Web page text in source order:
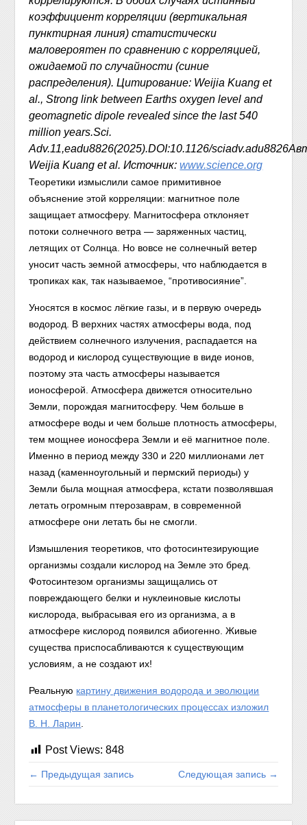
коэффициент корреляции (вертикальная
пунктирная линия) статистически
маловероятен по сравнению с корреляцией,
ожидаемой по случайности (синие
распределения). Цитирование: Weijia Kuang et
al., Strong link between Earths oxygen level and
geomagnetic dipole revealed since the last 540
million years.Sci.
Adv.11,eadu8826(2025).DOI:10.1126/
Weijia Kuang et al. Источник:www.science.org
Теоретики измыслили самое примитивное
объяснение этой корреляции: магнитное поле
защищает атмосферу. Магнитосфера отклоняет
потоки солнечного ветра — заряженных частиц,
летящих от Солнца. Но вовсе не солнечный ветер
уносит часть земной атмосферы, что наблюдается в
тропиках как, так называемое, “противосияние”.
Уносятся в космос лёгкие газы, и в первую очередь
водород. В верхних частях атмосферы вода, под
действием солнечного излучения, распадается на
водород и кислород существующие в виде ионов,
поэтому эта часть атмосферы называется
ионосферой. Атмосфера движется относительно
Земли, порождая магнитосферу. Чем больше в
атмосфере воды и чем больше плотность атмосферы,
тем мощнее ионосфера Земли и её магнитное поле.
Именно в период между 330 и 220 миллионами лет
назад (каменноугольный и пермский периоды) у
Земли была мощная атмосфера, кстати позволявшая
летать огромным птерозаврам, в современной
атмосфере они летать бы не смогли.
Измышления теоретиков, что фотосинтезирующие
организмы создали кислород на Земле это бред.
Фотосинтезом организмы защищались от
повреждающего белки и нуклеиновые кислоты
кислорода, выбрасывая его из организма, а в
атмосфере кислород появился абиогенно. Живые
существа приспосабливаются к существующим
условиям, а не создают их!
Реальную картину движения водорода и эволюции
атмосферы в планетологических процессах изложил
В. Н. Ларин.
Post Views: 848
← Предыдущая запись Следующая запись →